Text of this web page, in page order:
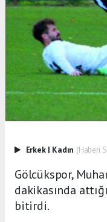
Erkek | Kadın (Haberi
Gölcükspor,
dakikasında
bitirdi.